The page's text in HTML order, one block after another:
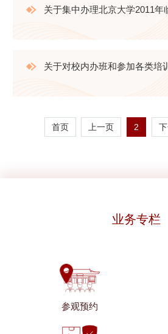
关于集中办理北京大学2011年
首页 上一页 2
业务专栏
参观预约